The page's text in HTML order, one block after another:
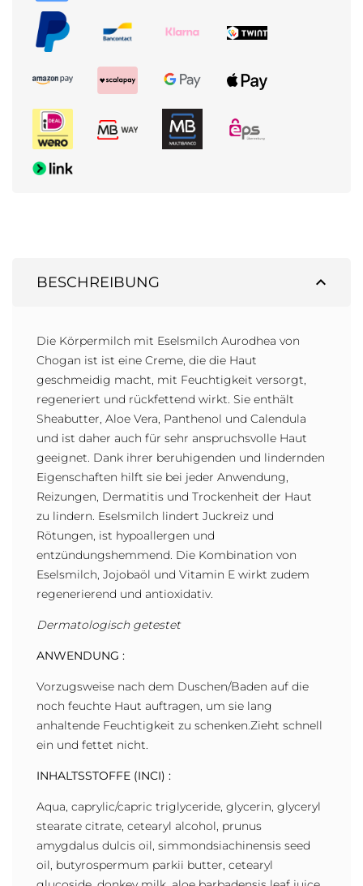
expand_less
BESCHREIBUNG
Die Körpermilch mit Eselsmilch Aurodhea von
Chogan ist ist eine Creme, die die Haut
geschmeidig macht, mit Feuchtigkeit versorgt,
regeneriert und rückfettend wirkt. Sie enthält
Sheabutter, Aloe Vera, Panthenol und Calendula
und ist daher auch für sehr anspruchsvolle Haut
geeignet. Dank ihrer beruhigenden und lindernden
Eigenschaften hilft sie bei jeder Anwendung,
Reizungen, Dermatitis und Trockenheit der Haut
zu lindern. Eselsmilch lindert Juckreiz und
Rötungen, ist hypoallergen und
entzündungshemmend. Die Kombination von
Eselsmilch, Jojobaöl und Vitamin E wirkt zudem
regenerierend und antioxidativ.
Dermatologisch getestet
ANWENDUNG :
Vorzugsweise nach dem Duschen/Baden auf die
noch feuchte Haut auftragen, um sie lang
anhaltende Feuchtigkeit zu schenken.Zieht schnell
ein und fettet nicht.
INHALTSSTOFFE (INCI) :
Aqua, caprylic/capric triglyceride, glycerin, glyceryl
stearate citrate, cetearyl alcohol, prunus
amygdalus dulcis oil, simmondsiachinensis seed
oil, butyrospermum parkii butter, cetearyl